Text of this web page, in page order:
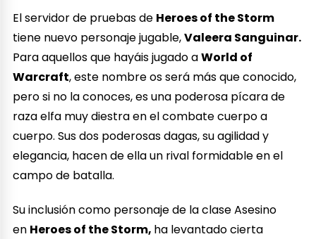
El servidor de pruebas de Heroes of the Storm
tiene nuevo personaje jugable,Valeera Sanguinar.
Para aquellos que hayáis jugado aWorld of
Warcraft, este nombre os será más que conocido,
pero si no la conoces, es una poderosa pícara de
raza elfa muy diestra en el combate cuerpo a
cuerpo. Sus dos poderosas dagas, su agilidad y
elegancia, hacen de ella un rival formidable en el
campo de batalla.
Su inclusión como personaje de la clase Asesino
en Heroes of the Storm, ha levantado cierta